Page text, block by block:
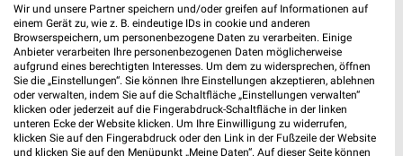
Noch mehr Angebote in
der weekli App!
Wir und unsere Partner speichern und/oder greifen auf Informationen auf
einem Gerät zu, wie z. B. eindeutige IDs in cookie und anderen
Browserspeichern, um personenbezogene Daten zu verarbeiten. Einige
Anbieter verarbeiten Ihre personenbezogenen Daten möglicherweise
aufgrund eines berechtigten Interesses. Um dem zu widersprechen, öffnen
Sie die „Einstellungen“. Sie können Ihre Einstellungen akzeptieren, ablehnen
oder verwalten, indem Sie auf die Schaltfläche „Einstellungen verwalten“
klicken oder jederzeit auf die Fingerabdruck-Schaltfläche in der linken
unteren Ecke der Website klicken. Um Ihre Einwilligung zu widerrufen,
klicken Sie auf den Fingerabdruck oder den Link in der Fußzeile der Website
und klicken Sie auf den Menüpunkt „Meine Daten“. Auf dieser Seite können